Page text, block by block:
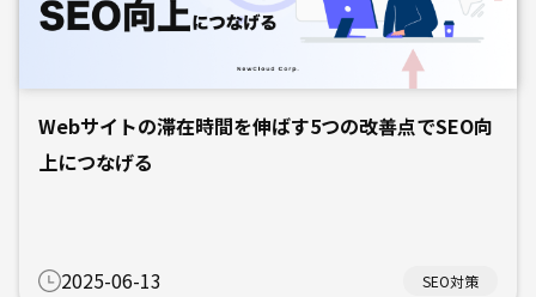
Webサイトの滞在時間を伸ばす5つの改善点でSEO向
上につなげる
2025-06-13 SEO対策